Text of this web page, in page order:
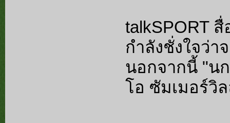
talkSPORT
กำลังชั่งใจว่
นอกจากนี้ "น
โอ ซัมเมอร์วิ